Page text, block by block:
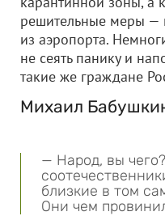
решительные меры —
из аэропорта.
не сеять панику и
такие же граждане
Михаил
— Народ, вы
близкие в том
Они чем